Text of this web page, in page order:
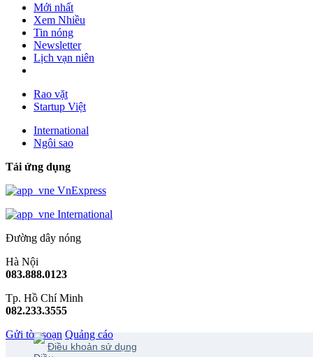
Mới nhất
Xem Nhiều
Tin nóng
Newsletter
Lịch vạn niên
Rao vặt
Startup Việt
International
Ngôi sao
Tải ứng dụng
VnExpress
International
Đường dây nóng
Hà Nội
083.888.0123
Tp. Hồ Chí Minh
082.233.3555
Gửi tòa soạn Quảng cáo
Điều khoản sử dụng